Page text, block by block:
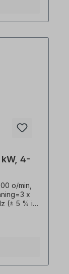
°C),
egnet for
og IEC
er
om
4-
o/min,
x
(± 5 % i
%,
ED,